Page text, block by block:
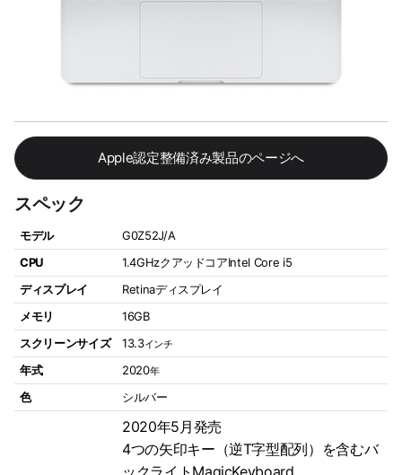
Apple認定整備済み製品のページへ
スペック
モデル
G0Z52J/A
CPU
1.4GHzクアッドコアIntel Core i5
ディスプレイ
Retinaディスプレイ
メモリ
16GB
スクリーンサイズ
13.3インチ
年式 2020年
色 シルバー
2020年5月発売
4つの矢印キー（逆T字型配列）を含むバ
ックライトMagicKeyboard